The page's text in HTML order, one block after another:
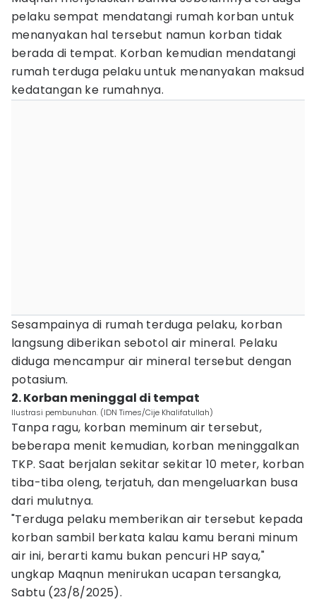
pelaku sempat mendatangi rumah korban untuk
menanyakan hal tersebut namun korban tidak
berada di tempat. Korban kemudian mendatangi
rumah terduga pelaku untuk menanyakan maksud
kedatangan ke rumahnya.
‎Sesampainya di rumah terduga pelaku, korban
langsung diberikan sebotol air mineral. Pelaku
diduga mencampur air mineral tersebut dengan
potasium.
2. Korban meninggal di tempat
Ilustrasi pembunuhan. (IDN Times/Cije Khalifatullah)
Tanpa ragu, korban meminum air tersebut,
beberapa menit kemudian, korban meninggalkan
TKP. Saat berjalan sekitar sekitar 10 meter, korban
tiba-tiba oleng, terjatuh, dan mengeluarkan busa
dari mulutnya.
‎"Terduga pelaku memberikan air tersebut kepada
korban sambil berkata kalau kamu berani minum
air ini, berarti kamu bukan pencuri HP saya,"
ungkap Maqnun menirukan ucapan tersangka,
Sabtu (23/8/2025).